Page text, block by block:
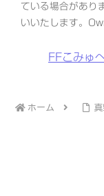
ている場合があり
いいたします。
FFこみゅ
ホーム